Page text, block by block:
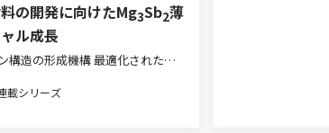
の開発に向けたMg3Sb2薄
ル成長
造の形成機構 最適化された
電子顕微鏡（TEM）を用いて詳
（図2）。XRDの極点図（結晶の
載シリーズ